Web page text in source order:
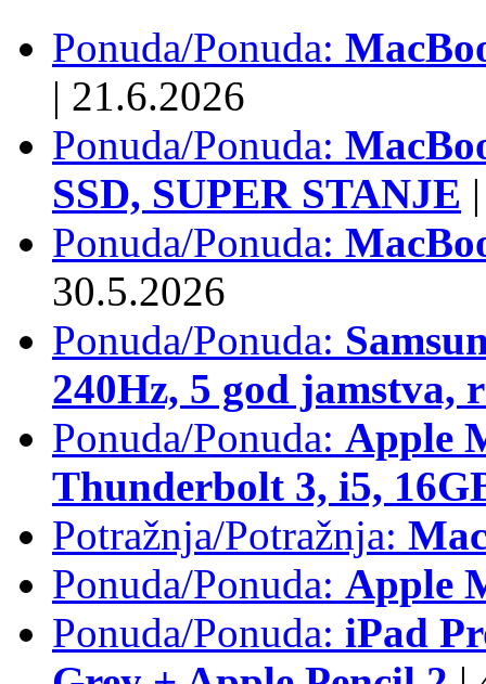
Ponuda/Ponuda:
| 21.6.2026
Ponuda/Ponuda:
SSD, SUPER STANJE |
Ponuda/Ponuda:
30.5.2026
Ponuda/Ponuda:
240Hz, 5 god jamstva,
Ponuda/Ponuda: Apple
Thunderbolt 3, i5,
Potražnja/Potražnja:
Ponuda/Ponuda: Apple
Ponuda/Ponuda: iPad